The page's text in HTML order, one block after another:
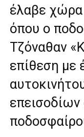
έλαβε χώρα
όπου ο
Τζόναθαν
επίθεση με